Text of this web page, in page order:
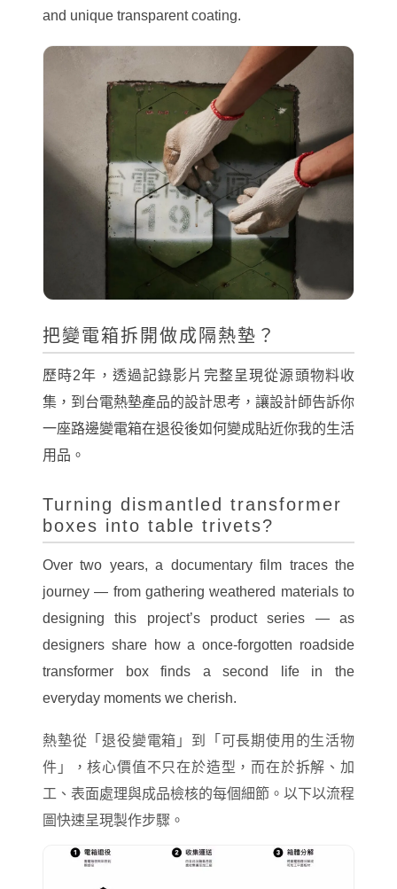
and unique transparent coating.
把變電箱拆開做成隔熱墊？
歷時2年，透過記錄影片完整呈現從源頭物料收
集，到台電熱墊產品的設計思考，讓設計師告訴你
一座路邊變電箱在退役後如何變成貼近你我的生活
用品。
Turning dismantled transformer
boxes into table trivets?
Over two years, a documentary film traces the
journey — from gathering weathered materials to
designing this project’s product series — as
designers share how a once-forgotten roadside
transformer box finds a second life in the
everyday moments we cherish.
熱墊從「退役變電箱」到「可長期使用的生活物
件」，核心價值不只在於造型，而在於拆解、加
工、表面處理與成品檢核的每個細節。以下以流程
圖快速呈現製作步驟。